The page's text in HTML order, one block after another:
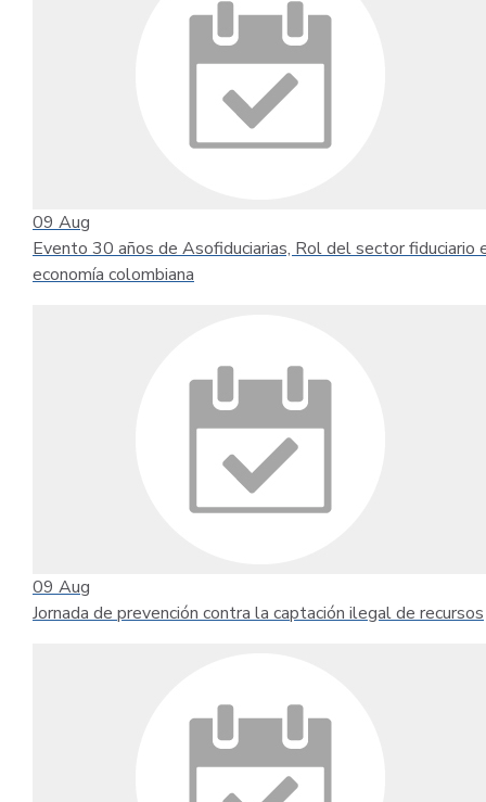
09 Aug
Evento 30 años de Asofiduciarias, Rol del sector fiduciario
economía colombiana
09 Aug
Jornada de prevención contra la captación ilegal de recursos